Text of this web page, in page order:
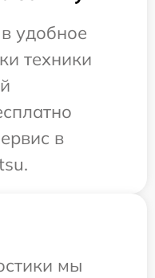
удобное
техники
в
мы